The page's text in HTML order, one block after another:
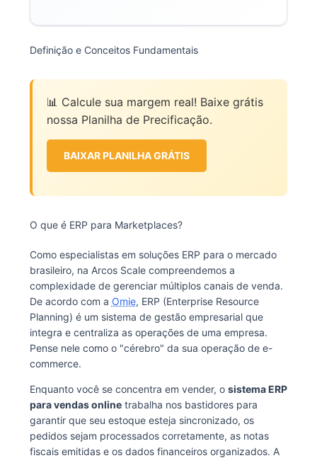
Definição e Conceitos Fundamentais
📊 Calcule sua margem real! Baixe grátis
nossa Planilha de Precificação.
BAIXAR PLANILHA GRÁTIS
O que é ERP para Marketplaces?
Como especialistas em soluções ERP para o mercado
brasileiro, na Arcos Scale compreendemos a
complexidade de gerenciar múltiplos canais de venda.
De acordo com a Omie, ERP (Enterprise Resource
Planning) é um sistema de gestão empresarial que
integra e centraliza as operações de uma empresa.
Pense nele como o "cérebro" da sua operação de e-
commerce.
Enquanto você se concentra em vender, o sistema ERP
para vendas onlinetrabalha nos bastidores para
garantir que seu estoque esteja sincronizado, os
pedidos sejam processados corretamente, as notas
fiscais emitidas e os dados financeiros organizados. A